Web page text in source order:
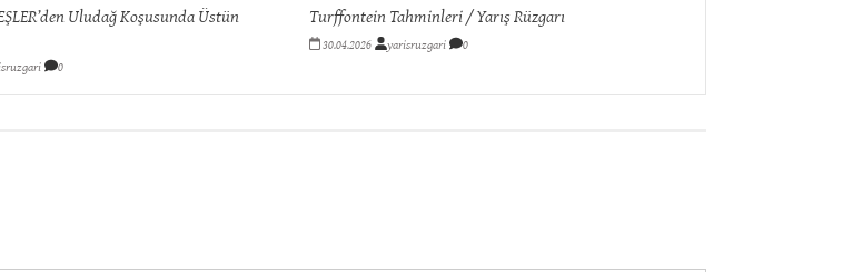
Uludağ Koşusunda Üstün
0
Turffontein Tahminleri / Yarış Rüzgarı
30.04.2026 yarisruzgari 0